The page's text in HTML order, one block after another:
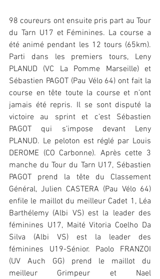
98 coureurs ont ensuite pris part au Tour
du Tarn U17 et Féminines. La course a
été animé pendant les 12 tours (65km).
Parti dans les premiers tours, Leny
PLANUD (VC La Pomme Marseille) et
Sébastien PAGOT (Pau Vélo 64) ont fait la
course en tête toute la course et n’ont
jamais été repris. Il se sont disputé la
victoire au sprint et c’est Sébastien
PAGOT qui s’impose devant Leny
PLANUD. Le peloton est réglé par Louis
DEROME (CO Carbonne). Après cette 3
manche du Tour du Tarn U17, Sébastien
PAGOT prend la tête du Classement
Général, Julien CASTERA (Pau Vélo 64)
enfile le maillot du meilleur Cadet 1, Léa
Barthélemy (Albi VS) est la leader des
féminines U17, Maité Vitoria Coelho Da
Silva (Albi VS) est la leader des
féminines U19-Sénior. Paolo FRANZOI
(UV Auch GG) prend le maillot du
meilleur Grimpeur et Nael